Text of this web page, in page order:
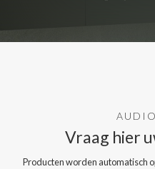
Vraag hier
Producten worden automatisch